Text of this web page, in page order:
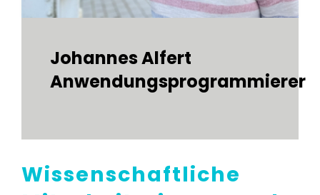
Johannes Alfert
Anwendungsprogrammierer
Wissenschaftliche